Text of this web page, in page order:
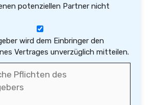
potenziellen Partner nicht
wird dem Einbringer den
Vertrages unverzüglich mitteilen.